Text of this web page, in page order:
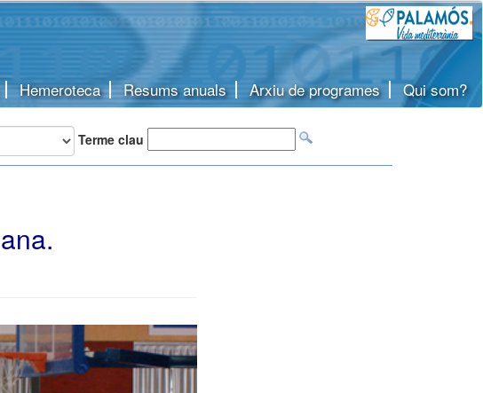
Hemeroteca Resums anuals Arxiu de programes Qui som?
Terme clau